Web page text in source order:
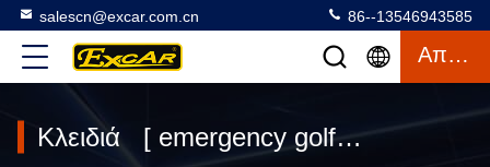
salescn@excar.com.cn 86--13546943585
Απόσπασμα
Κλειδιά [ emergency golf carts ] Συμφωνία 19 προϊόντα